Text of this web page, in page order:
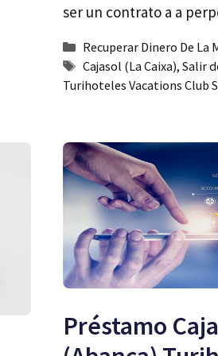
ser un contrato a a
Categorías
Recuperar Dinero De
Etiquetas
Cajasol (La Caixa),Salir
Turihoteles Vacations Club
Préstamo